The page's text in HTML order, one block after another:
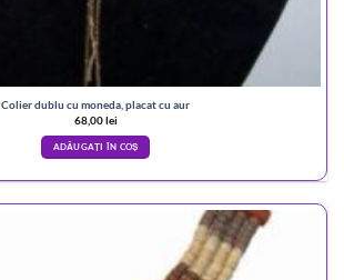
Colier dublu cu moneda, placat cu aur
68,00lei
ADĂUGAȚI ÎN COȘ